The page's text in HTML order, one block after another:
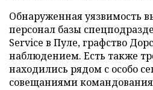
Обнаруженная уязвимость
персонал базы
Service в Пуле, графство
наблюдением. Есть также
находились рядом с особо
совещаниями